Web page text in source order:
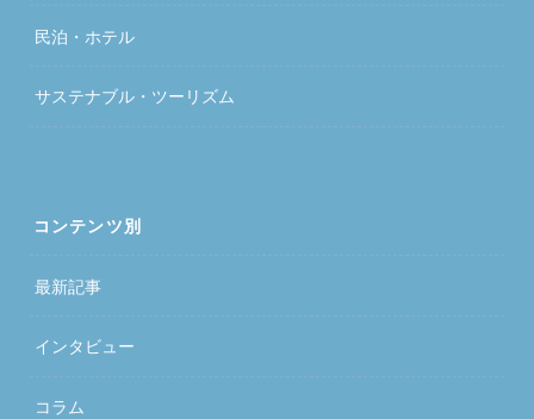
民泊・ホテル
サステナブル・ツーリズム
コンテンツ別
最新記事
インタビュー
コラム